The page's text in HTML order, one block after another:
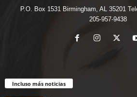
P.O. Box 1531 Birmingham, AL 35201
205-957-9438
Incluso más noticias